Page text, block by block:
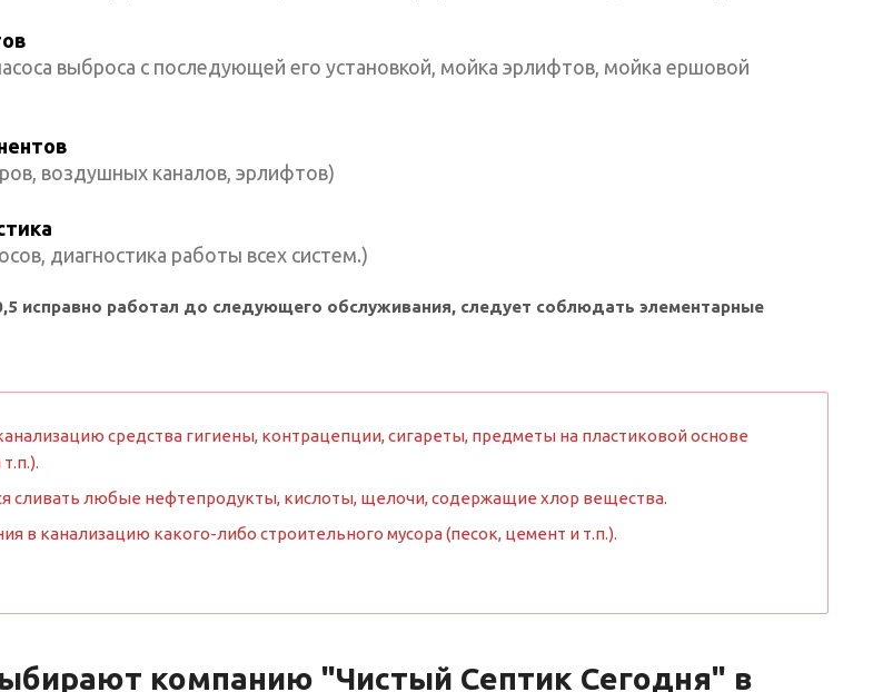
выброса с последующей его установкой, мойка эрлифтов, мойка ершовой
воздушных каналов, эрлифтов)
диагностика работы всех систем.)
исправно работал до следующего обслуживания, следует соблюдать элементарные
средства гигиены, контрацепции, сигареты, предметы на пластиковой основе
сливать любые нефтепродукты, кислоты, щелочи, содержащие хлор вещества.
в канализацию какого-либо строительного мусора (песок, цемент и т.п.).
компанию "Чистый Септик Сегодня" в